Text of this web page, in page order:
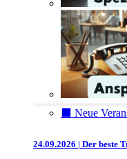
⬛️ Neue
24.09.2026 | Der beste